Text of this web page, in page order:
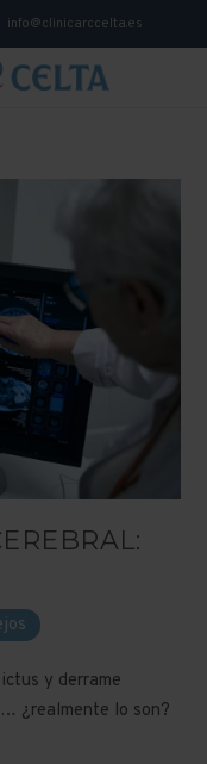
info@clinicarccelta.es
y derrame
¿realmente lo son?